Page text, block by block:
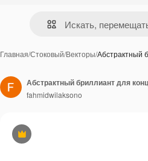
Главная/Стоковый/Векторы/Абстрактный
Премиум
fahmidwilaksono